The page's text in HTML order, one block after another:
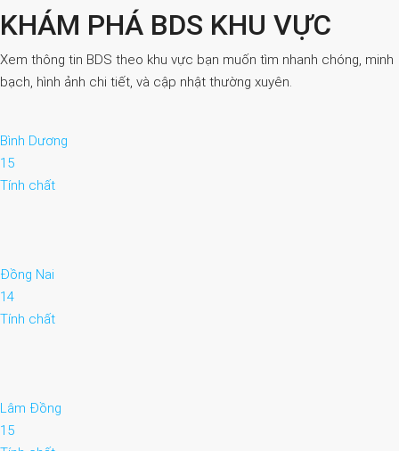
KHÁM PHÁ BDS KHU VỰC
Xem thông tin BDS theo khu vực bạn muốn tìm nhanh chóng, minh
bạch, hình ảnh chi tiết, và cập nhật thường xuyên.
Bình Dương
15
Tính chất
Đồng Nai
14
Tính chất
Lâm Đồng
15